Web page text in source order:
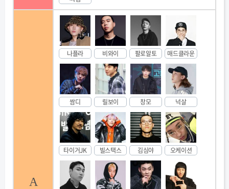
A
나플라 비와이 팔로알토 매드클라운
쌈디 릴보이 창모 넉살
타이거JK 빌스택스 김심야 오케이션